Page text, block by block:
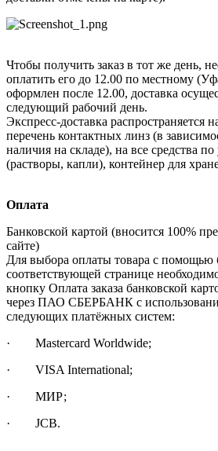
Чтобы получить заказ в тот же день,
оплатить его до 12.00 по местному
оформлен после 12.00, доставка
следующий рабочий день.
Экспресс-доставка распространяется
перечень контактных линз (в
наличия на складе), на все средства
(растворы, капли), контейнер для
Оплата
Банковской картой (вносится 100%
сайте)
Для выбора оплаты товара с помощью
соответствующей странице
кнопку Оплата заказа банковской
через ПАО СБЕРБАНК с
следующих платёжных систем:
· Mastercard Worldwide;
· VISA International;
· МИР;
· JCB.